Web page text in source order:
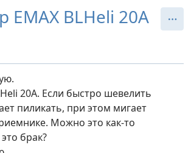
EMAX BLHeli 20A
20A. Если быстро шевелить
пиликать, при этом мигает
Можно это как-то
брак?